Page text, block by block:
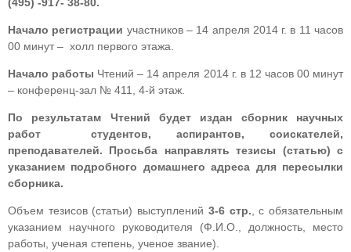
Начало регистрации участников – 14 апреля 2014 г. в 11 часов
00 минут – холл первого этажа.
Начало работы Чтений – 14 апреля 2014 г. в 12 часов 00 минут
– конференц-зал № 411, 4-й этаж.
По результатам Чтений будет издан сборник научных
работ студентов, аспирантов, соискателей,
преподавателей. Просьба направлять тезисы (статью) с
указанием подробного домашнего адреса для пересылки
сборника.
Объем тезисов (статьи) выступлений 3-6 стр. , с обязательным
указанием научного руководителя (Ф.И.О., должность, место
работы, ученая степень, ученое звание).